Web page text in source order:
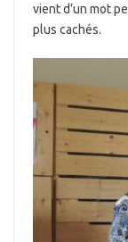
vient d’un mot
plus cachés.